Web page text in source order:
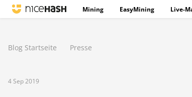
Mining EasyMining Live-
Blog Startseite Presse
4 Sep 2019